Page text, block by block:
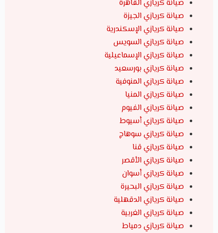
صيانة كريازي القاهرة
صيانة كريازي الجيزة
صيانة كريازي الإسكندرية
صيانة كريازي السويس
صيانة كريازي الإسماعيلية
صيانة كريازي بورسعيد
صيانة كريازي المنوفية
صيانة كريازي المنيا
صيانة كريازي الفيوم
صيانة كريازي أسيوط
صيانة كريازي سوهاج
صيانة كريازي قنا
صيانة كريازي الأقصر
صيانة كريازي أسوان
صيانة كريازي البحيرة
صيانة كريازي الدقهلية
صيانة كريازي الغربية
صيانة كريازي دمياط